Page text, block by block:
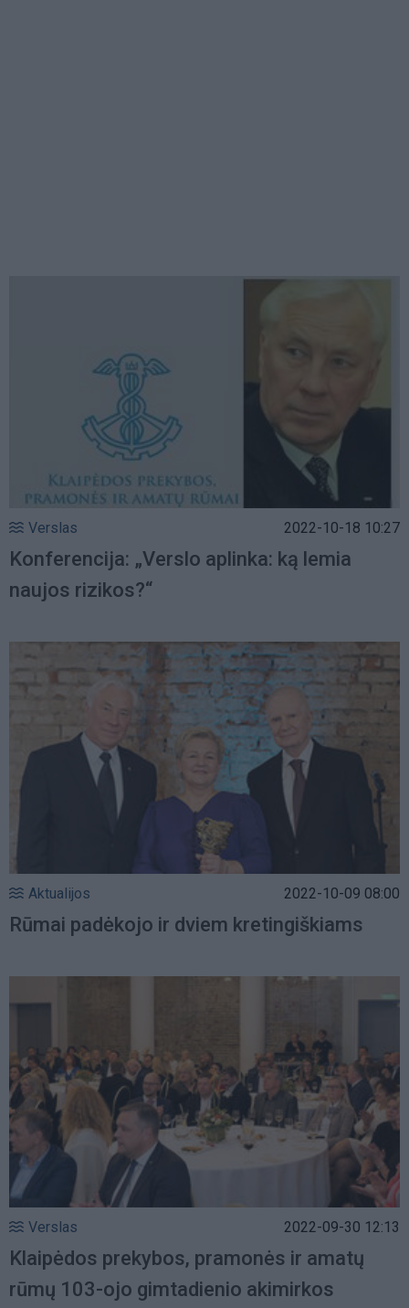
Verslas 2022-10-18 10:27
Konferencija: „Verslo aplinka: ką lemia
naujos rizikos?“
Aktualijos 2022-10-09 08:00
Rūmai padėkojo ir dviem kretingiškiams
Verslas 2022-09-30 12:13
Klaipėdos prekybos, pramonės ir amatų
rūmų 103-ojo gimtadienio akimirkos